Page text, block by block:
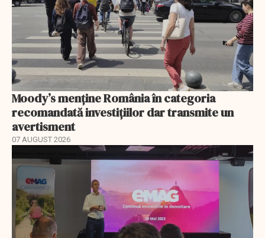
Moody’s menține România în categoria
recomandată investițiilor dar transmite un
avertisment
07 AUGUST 2026